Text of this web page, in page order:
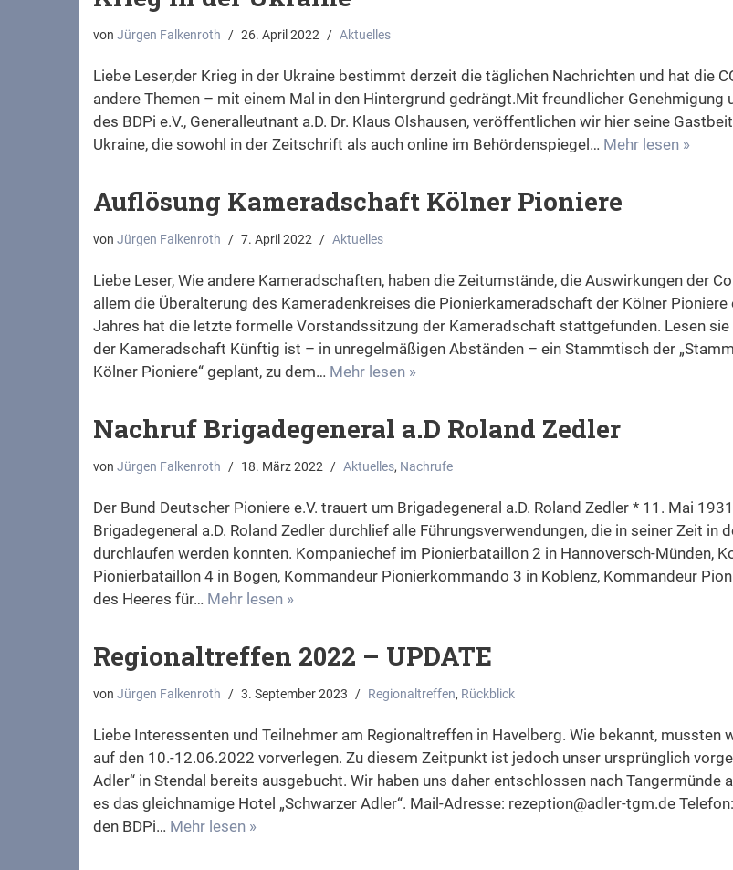
von Jürgen Falkenroth 26. April 2022 Aktuelles
Liebe Leser,der Krieg in der Ukraine bestimmt derzeit die täglichen Nachrichten und hat die
andere Themen – mit einem Mal in den Hintergrund gedrängt.Mit freundlicher Genehmigung
des BDPi e.V., Generalleutnant a.D. Dr. Klaus Olshausen, veröffentlichen wir hier seine
Ukraine, die sowohl in der Zeitschrift als auch online im Behördenspiegel… Mehr lesen »
Auflösung Kameradschaft Kölner Pioniere
von Jürgen Falkenroth 7. April 2022 Aktuelles
Liebe Leser, Wie andere Kameradschaften, haben die Zeitumstände, die Auswirkungen der
allem die Überalterung des Kameradenkreises die Pionierkameradschaft der Kölner
Jahres hat die letzte formelle Vorstandssitzung der Kameradschaft stattgefunden. Lesen sie
der Kameradschaft Künftig ist – in unregelmäßigen Abständen – ein Stammtisch der
Kölner Pioniere“ geplant, zu dem… Mehr lesen »
Nachruf Brigadegeneral a.D Roland Zedler
von Jürgen Falkenroth 18. März 2022 Aktuelles, Nachrufe
Der Bund Deutscher Pioniere e.V. trauert um Brigadegeneral a.D. Roland Zedler * 11. Mai
Brigadegeneral a.D. Roland Zedler durchlief alle Führungsverwendungen, die in seiner Zeit in
durchlaufen werden konnten. Kompaniechef im Pionierbataillon 2 in Hannoversch-Münden,
Pionierbataillon 4 in Bogen, Kommandeur Pionierkommando 3 in Koblenz, Kommandeur
des Heeres für… Mehr lesen »
Regionaltreffen 2022 – UPDATE
von Jürgen Falkenroth 3. September 2023 Regionaltreffen, Rückblick
Liebe Interessenten und Teilnehmer am Regionaltreffen in Havelberg. Wie bekannt, mussten
auf den 10.-12.06.2022 vorverlegen. Zu diesem Zeitpunkt ist jedoch unser ursprünglich
Adler“ in Stendal bereits ausgebucht. Wir haben uns daher entschlossen nach Tangermünde
es das gleichnamige Hotel „Schwarzer Adler“. Mail-Adresse: rezeption@adler-tgm.de
den BDPi… Mehr lesen »